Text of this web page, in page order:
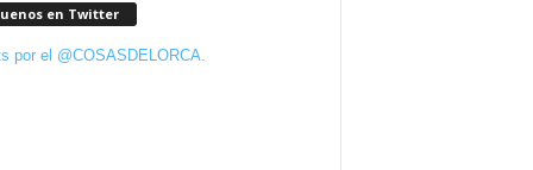
en Twitter
por el @COSASDELORCA.